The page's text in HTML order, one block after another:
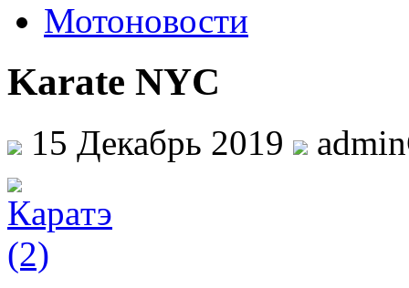
Мотоновости
Karate NYC
15 Декабрь 2019